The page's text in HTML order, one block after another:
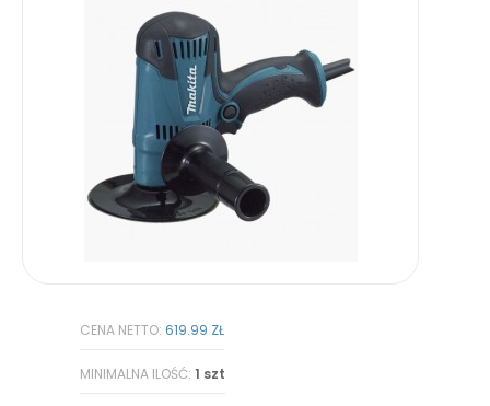
CENA NETTO:619.99 ZŁ
MINIMALNA ILOŚĆ:1 szt